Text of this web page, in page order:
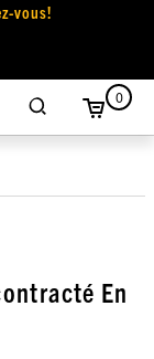
vous!
0
En